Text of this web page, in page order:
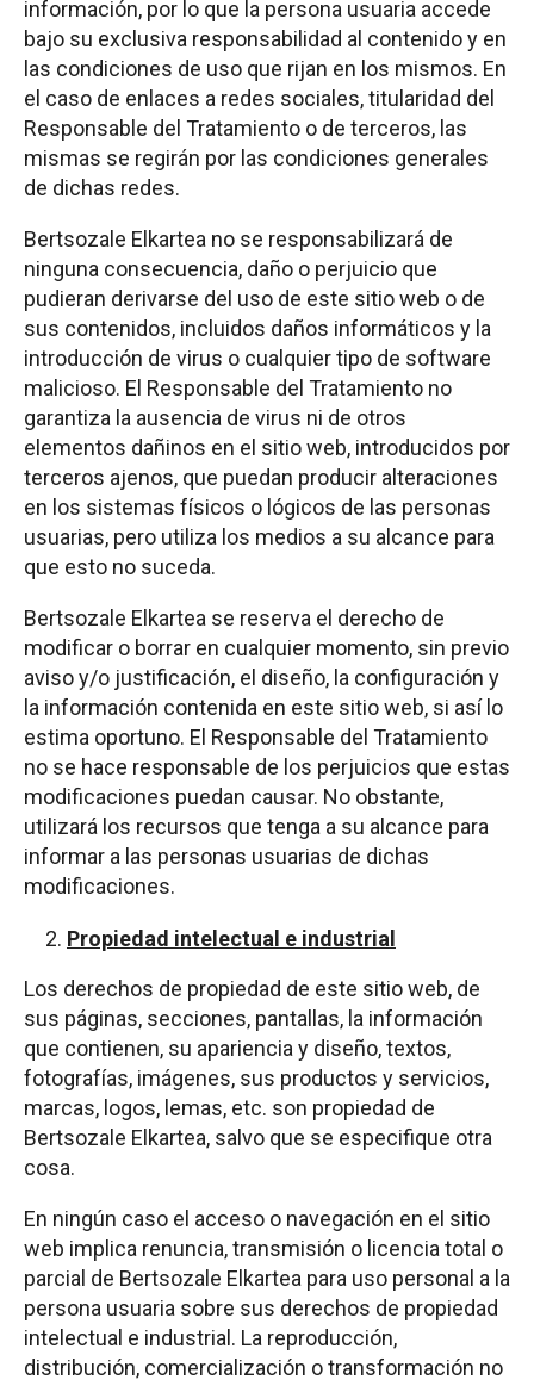
información, por lo que la persona usuaria accede
bajo su exclusiva responsabilidad al contenido y en
las condiciones de uso que rijan en los mismos. En
el caso de enlaces a redes sociales, titularidad del
Responsable del Tratamiento o de terceros, las
mismas se regirán por las condiciones generales
de dichas redes.
Bertsozale Elkartea no se responsabilizará de
ninguna consecuencia, daño o perjuicio que
pudieran derivarse del uso de este sitio web o de
sus contenidos, incluidos daños informáticos y la
introducción de virus o cualquier tipo de software
malicioso. El Responsable del Tratamiento no
garantiza la ausencia de virus ni de otros
elementos dañinos en el sitio web, introducidos por
terceros ajenos, que puedan producir alteraciones
en los sistemas físicos o lógicos de las personas
usuarias, pero utiliza los medios a su alcance para
que esto no suceda.
Bertsozale Elkartea se reserva el derecho de
modificar o borrar en cualquier momento, sin previo
aviso y/o justificación, el diseño, la configuración y
la información contenida en este sitio web, si así lo
estima oportuno. El Responsable del Tratamiento
no se hace responsable de los perjuicios que estas
modificaciones puedan causar. No obstante,
utilizará los recursos que tenga a su alcance para
informar a las personas usuarias de dichas
modificaciones.
Propiedad intelectual e industrial
Los derechos de propiedad de este sitio web, de
sus páginas, secciones, pantallas, la información
que contienen, su apariencia y diseño, textos,
fotografías, imágenes, sus productos y servicios,
marcas, logos, lemas, etc. son propiedad de
Bertsozale Elkartea, salvo que se especifique otra
cosa.
En ningún caso el acceso o navegación en el sitio
web implica renuncia, transmisión o licencia total o
parcial de Bertsozale Elkartea para uso personal a la
persona usuaria sobre sus derechos de propiedad
intelectual e industrial. La reproducción,
distribución, comercialización o transformación no